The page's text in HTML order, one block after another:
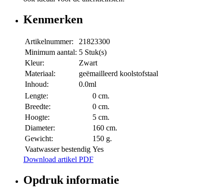
Kenmerken
Artikelnummer:
21823300
Minimum aantal: 5 Stuk(s)
Kleur:
Zwart
Materiaal:
geëmailleerd koolstofstaal
Inhoud:
0.0ml
Lengte:
0 cm.
Breedte:
0 cm.
Hoogte:
5 cm.
Diameter:
160 cm.
Gewicht:
150 g.
Vaatwasser bestendig Yes
Download artikel PDF
Opdruk informatie